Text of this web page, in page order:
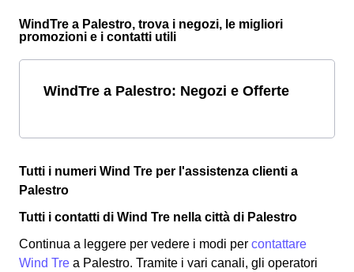
WindTre a Palestro, trova i negozi, le migliori
promozioni e i contatti utili
WindTre a Palestro: Negozi e Offerte
Tutti i numeri Wind Tre per l'assistenza clienti a
Palestro
Tutti i contatti di Wind Tre nella città di Palestro
Continua a leggere per vedere i modi per contattare
Wind Tre a Palestro. Tramite i vari canali, gli operatori